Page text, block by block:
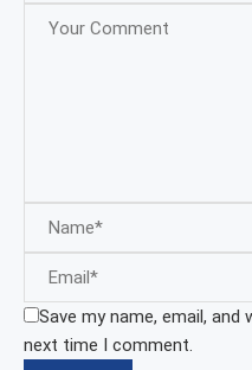
Save my name, email,
next time I comment.